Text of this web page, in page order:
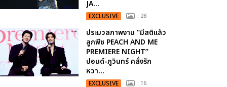
JA...
EXCLUSIVE : 28
ประมวลภาพงาน “มีสติแล้ว
ลูกพีช PEACH AND ME
PREMIERE NIGHT”
ปอนด์-ภูวินทร์ คลั่งรัก
หวา...
EXCLUSIVE : 16